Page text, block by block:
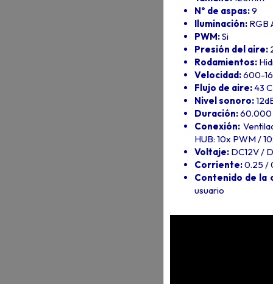
Nº de aspas:9
Iluminación: RGB
PWM:Si
Presión del aire:
Rodamientos:
Velocidad:600-
Flujo de aire:43
Nivel sonoro:
Duración:60.000
Conexión:
HUB: 10x PWM /
Voltaje: DC12V /
Corriente:0.25 /
Contenido de la
usuario